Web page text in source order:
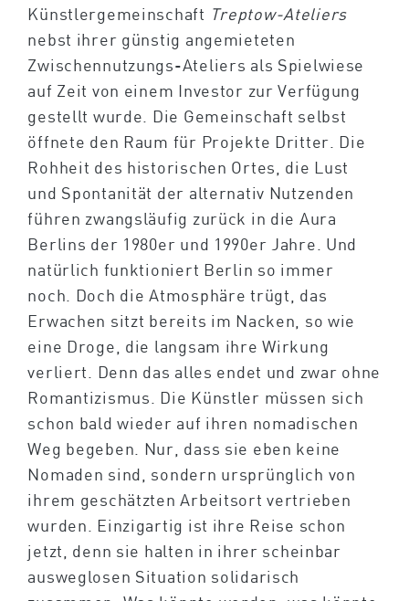
Künstlergemeinschaft Treptow-Ateliers
nebst ihrer günstig angemieteten
Zwischennutzungs-Ateliers als Spielwiese
auf Zeit von einem Investor zur Verfügung
gestellt wurde. Die Gemeinschaft selbst
öffnete den Raum für Projekte Dritter. Die
Rohheit des historischen Ortes, die Lust
und Spontanität der alternativ Nutzenden
führen zwangsläufig zurück in die Aura
Berlins der 1980er und 1990er Jahre. Und
natürlich funktioniert Berlin so immer
noch. Doch die Atmosphäre trügt, das
Erwachen sitzt bereits im Nacken, so wie
eine Droge, die langsam ihre Wirkung
verliert. Denn das alles endet und zwar ohne
Romantizismus. Die Künstler müssen sich
schon bald wieder auf ihren nomadischen
Weg begeben. Nur, dass sie eben keine
Nomaden sind, sondern ursprünglich von
ihrem geschätzten Arbeitsort vertrieben
wurden. Einzigartig ist ihre Reise schon
jetzt, denn sie halten in ihrer scheinbar
ausweglosen Situation solidarisch